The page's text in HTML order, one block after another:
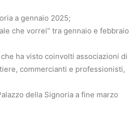
a gennaio 2025;
che vorrei” tra gennaio e febbraio
ha visto coinvolti associazioni di
commercianti e professionisti,
della Signoria a fine marzo